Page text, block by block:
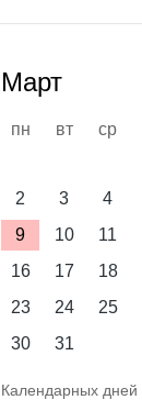
Март
пн вт ср
2
3 4
9
10 11
16
17 18
23
24 25
30
31
Календарных дней